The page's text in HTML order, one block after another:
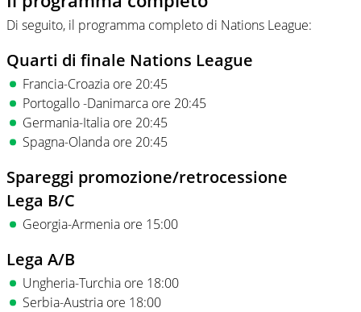
Di seguito, il programma completo di Nations League:
Quarti di finale Nations League
Francia-Croazia ore 20:45
Portogallo -Danimarca ore 20:45
Germania-Italia ore 20:45
Spagna-Olanda ore 20:45
Spareggi promozione/retrocessione
Lega B/C
Georgia-Armenia ore 15:00
Lega A/B
Ungheria-Turchia ore 18:00
Serbia-Austria ore 18:00